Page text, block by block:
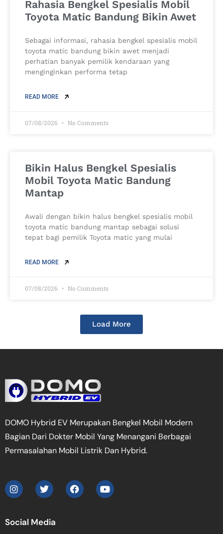
Rahasia Bengkel Spesialis Mobil
Toyota Matic Bandung Bikin Awet
Sebagai informasi, rahasia bengkel spesialis mobil
toyota matic bandung bikin awet menjadi
perhatian banyak pemilik kendaraan yang
menginginkan performa tetap
READ MORE
07/08/2026 No Comments
Bikin Halus Bengkel Spesialis
Mobil Toyota Matic Bandung
Mantap
Awali dengan bikin halus bengkel spesialis mobil
toyota matic bandung mantap sebagai solusi
tepat bagi pemilik Toyota matic yang mulai
READ MORE
07/08/2026 No Comments
Load More
DOMO Hybrid EV Merupakan Bengkel Mobil Modern
Bagian Dari Dokter Mobil Yang Menangani Berbagai
Permasalahan Mobil Listrik Dan Hybrid.
Social Media